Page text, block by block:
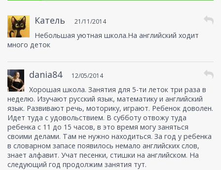
Катель 21/11/2014
Небольшая уютная школа.На английский ходит
много деток
dania84 12/05/2014
Хорошая школа. Занятия для 5-ти леток три раза в
неделю. Изучают русский язык, математику и английский
язык. Развивают речь, моторику, играют. Ребенок доволен.
Идет туда с удовольствием. В субботу отвожу туда
ребенка с 11 до 15 часов, в это время могу заняться
своими делами. Там не нужно находиться. За год у ребенка
в словарном запасе появилось немало английских слов,
знает алфавит. Учат песенки, стишки на английском. На
следующий год продолжим занятия тут.